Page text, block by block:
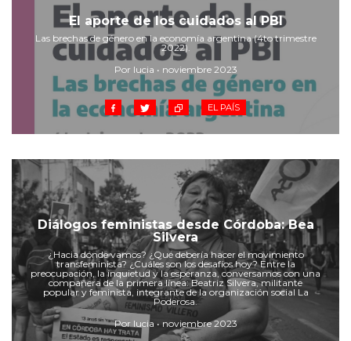
Cruz del Eje
Corredor de Ansenuza
La Carlota y zona
Laboulaye y sur
Bell Ville
Río Tercero
Despeñaderos
El aporte de los cuidados al PBI
Las brechas de género en la economía argentina (4to trimestre
2022).
Por lucia • noviembre 2023
EL PAÍS
Diálogos feministas desde Córdoba: Bea
Silvera
¿Hacia dónde vamos? ¿Qué debería hacer el movimiento
transfeminista? ¿Cuáles son los desafíos hoy? Entre la
preocupación, la inquietud y la esperanza, conversamos con una
compañera de la primera línea: Beatriz Silvera, militante
popular y feminista, integrante de la organización social La
Poderosa.
Por lucia • noviembre 2023